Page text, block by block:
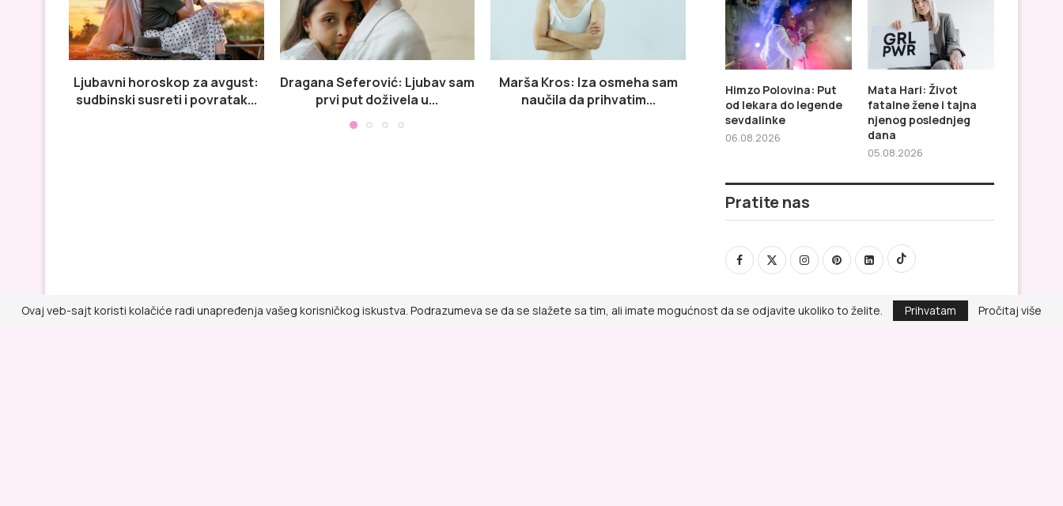
Ljubavni horoskop za avgust:
sudbinski susreti i povratak...
Dragana Seferović: Ljubav sam
prvi put doživela u...
Marša Kros: Iza osmeha sam
naučila da prihvatim...
Četiri horoskopska znaka
doživljavaju sudbinski susret
ovog avgusta
Himzo Polovina: Put
do legende
Himzo Polovina: Put
od lekara do legende
sevdalinke
06.08.2026
Mata Hari: Život
fatalne žene i tajna
njenog poslednjeg
dana
05.08.2026
Pratite nas
Ovaj veb-sajt koristi kolačiće radi unapređenja vašeg korisničkog iskustva. Podrazumeva se da se slažete sa tim, ali imate mogućnost da se odjavite ukoliko to želite. Prihvatam
Pročitaj više